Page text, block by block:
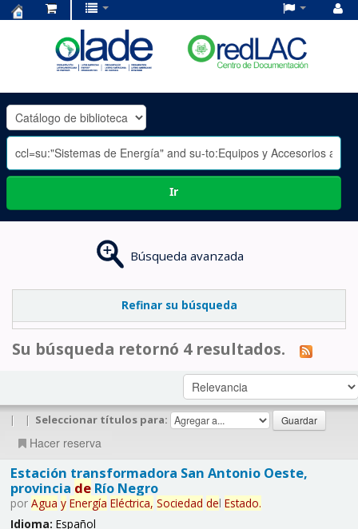
OLADE
-
Ir
Búsqueda avanzada
Refinar su búsqueda
Su búsqueda retornó 4 resultados.
| | Seleccionar títulos para:
Hacer reserva
Estación transformadora San Antonio Oeste,
provincia deRío Negro
por Agua y Energía Eléctrica, Sociedad del Estado.
Idioma: Español